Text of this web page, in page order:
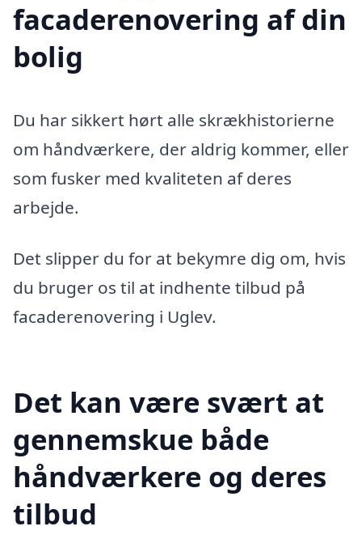
facaderenovering af din
bolig
Du har sikkert hørt alle skrækhistorierne
om håndværkere, der aldrig kommer, eller
som fusker med kvaliteten af deres
arbejde.
Det slipper du for at bekymre dig om, hvis
du bruger os til at indhente tilbud på
facaderenovering i Uglev.
Det kan være svært at
gennemskue både
håndværkere og deres
tilbud